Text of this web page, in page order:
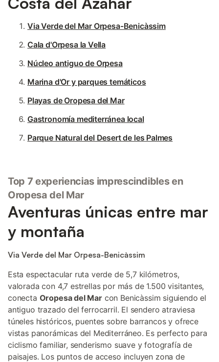
Via Verde del Mar Orpesa-Benicàssim
Cala d'Orpesa la Vella
Núcleo antiguo de Orpesa
Marina d'Or y parques temáticos
Playas de Oropesa del Mar
Gastronomía mediterránea local
Parque Natural del Desert de les Palmes
Top 7 experiencias imprescindibles en
Oropesa del Mar
Aventuras únicas entre mar
y montaña
Via Verde del Mar Orpesa-Benicàssim
Esta espectacular ruta verde de 5,7 kilómetros,
valorada con 4,7 estrellas por más de 1.500 visitantes,
conecta Oropesa del Marcon Benicàssim siguiendo el
antiguo trazado del ferrocarril. El sendero atraviesa
túneles históricos, puentes sobre barrancos y ofrece
vistas panorámicas del Mediterráneo. Es perfecto para
ciclismo familiar, senderismo suave y fotografía de
paisajes. Los puntos de acceso incluyen zona de